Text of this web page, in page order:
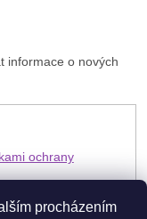
procházením
informace o nových
ochrany